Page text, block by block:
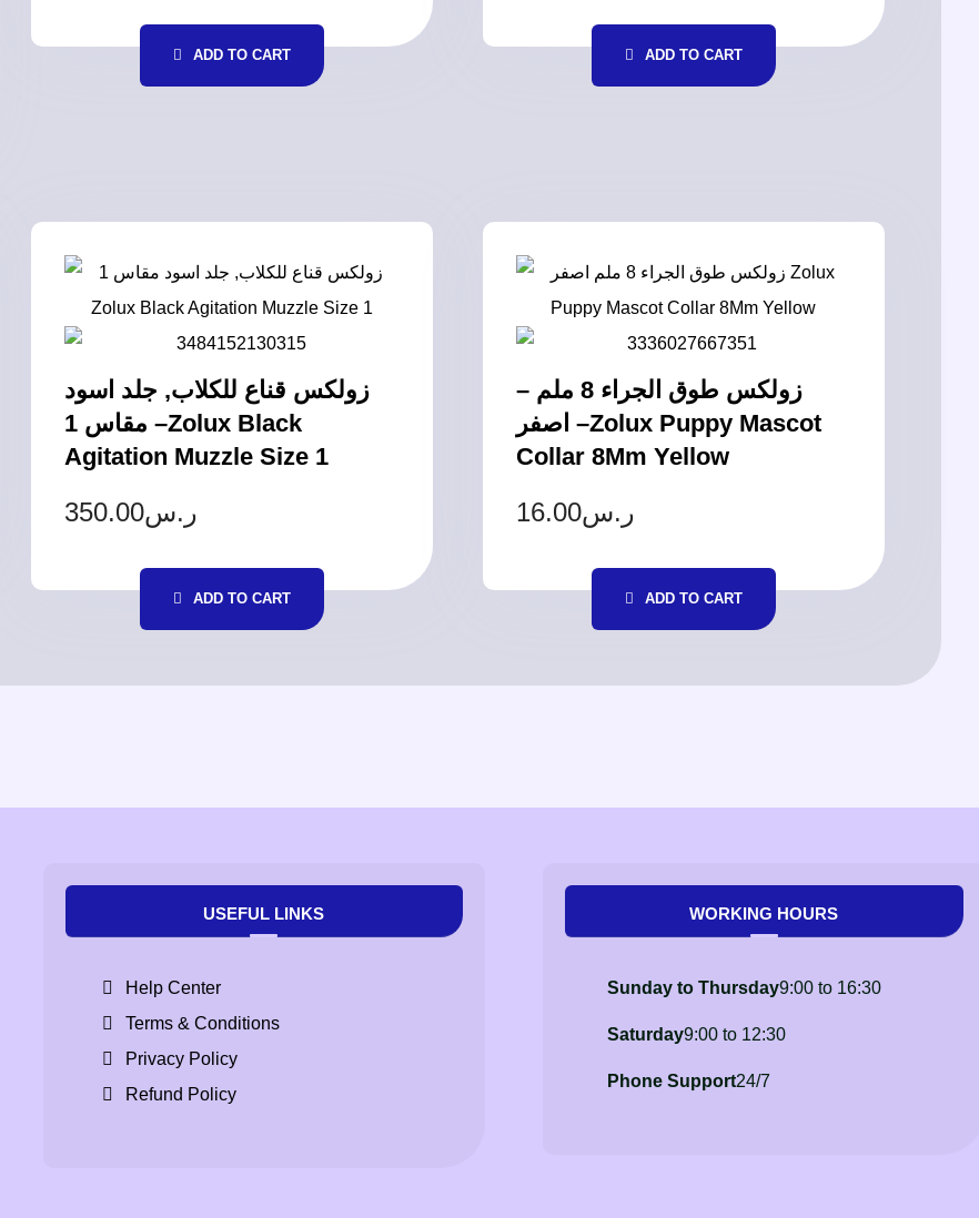
ADD TO CART ADD TO CART
زولكس قناع للكلاب, جلد اسود
مقاس 1 –Zolux Black
Agitation Muzzle Size 1
ر.س350.00
ADD TO CART
زولكس طوق الجراء 8 ملم –
اصفر –Zolux Puppy Mascot
Collar 8Mm Yellow
ر.س16.00
ADD TO CART
USEFUL LINKS
Help Center
Terms & Conditions
Privacy Policy
Refund Policy
WORKING HOURS
Sunday to Thursday9:00 to 16:30
Saturday9:00 to 12:30
Phone Support24/7